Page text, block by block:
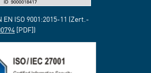
ISO 9001:2015-11 (Zert.-
[PDF])